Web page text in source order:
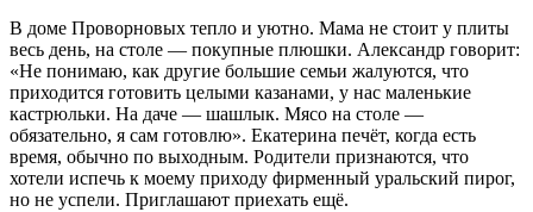
В доме Проворновых тепло и уютно. Мама не стоит у плиты
весь день, на столе — покупные плюшки. Александр говорит:
«Не понимаю, как другие большие семьи жалуются, что
приходится готовить целыми казанами, у нас маленькие
кастрюльки. На даче — шашлык. Мясо на столе —
обязательно, я сам готовлю». Екатерина печёт, когда есть
время, обычно по выходным. Родители признаются, что
хотели испечь к моему приходу фирменный уральский пирог,
но не успели. Приглашают приехать ещё.